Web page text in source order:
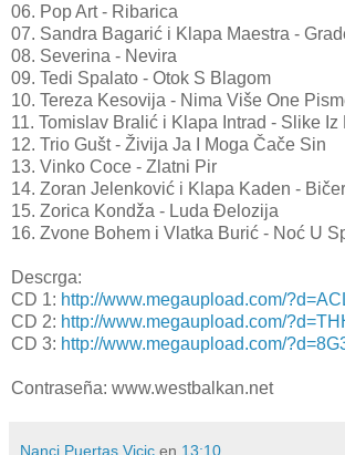
06. Pop Art - Ribarica
07. Sandra Bagarić i Klapa Maestra -
08. Severina - Nevira
09. Tedi Spalato - Otok S Blagom
10. Tereza Kesovija - Nima Više One
11. Tomislav Bralić i Klapa Intrad - Slike Iz
12. Trio Gušt - Živija Ja I Moga Čače Sin
13. Vinko Coce - Zlatni Pir
14. Zoran Jelenković i Klapa Kaden -
15. Zorica Kondža - Luda Đelozija
16. Zvone Bohem i Vlatka Burić - Noć U
Descrga:
CD 1: http://www.megaupload.com/
CD 2: http://www.megaupload.com/
CD 3: http://www.megaupload.com/
Contraseña: www.westbalkan.net
Nanci Puertas Vicic en 13:10